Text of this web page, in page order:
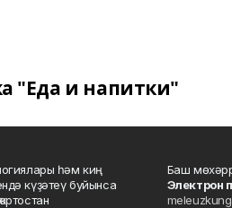
"Еда и напитки"
һәм киң
күҙәтеү буйынса
Баш
Электрон